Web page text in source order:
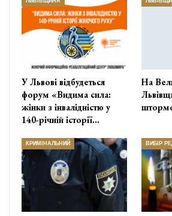
У Львові відбудеться
форум «Видима сила:
жінки з інвалідністю у
140-річній історії…
На
КРИМІНАЛЬНИЙ ВИБІР